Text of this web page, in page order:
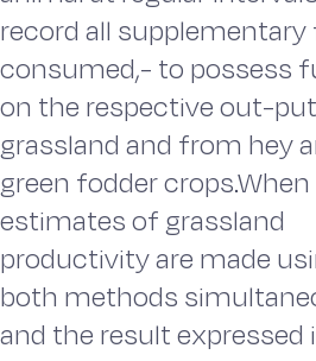
record all supplementary
consumed,- to possess
on the respective out-
grassland and from hey
green fodder crops.When
estimates of grassland
productivity are made
both methods
and the result expressed